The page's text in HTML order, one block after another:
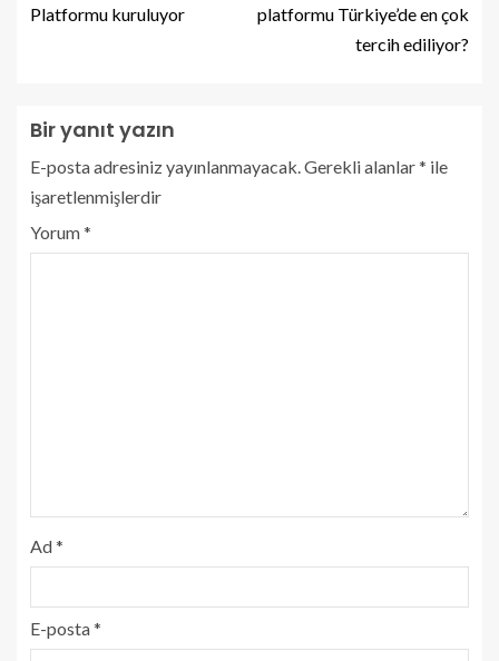
Platformu kuruluyor
platformu Türkiye’de en çok
tercih ediliyor?
Bir yanıt yazın
E-posta adresiniz yayınlanmayacak. Gerekli alanlar* ile
işaretlenmişlerdir
Yorum*
Ad*
E-posta*